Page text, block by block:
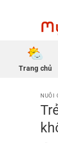
Trang chủ
NUÔI